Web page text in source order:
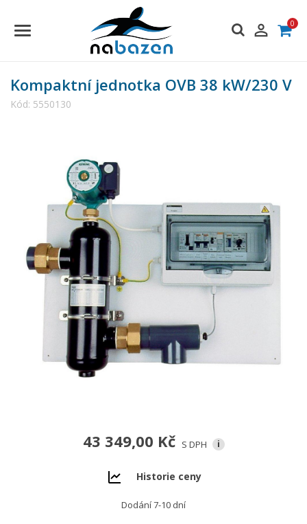
 0
Kompaktní jednotka OVB 38 kW/230 V
Kód: 5550130
43 349,00 Kč S DPH i
Historie ceny
Dodání 7-10 dní